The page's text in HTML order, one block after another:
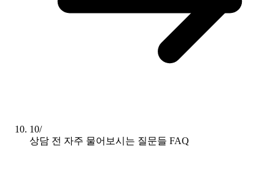
10/
상담 전 자주 물어보시는 질문들 FAQ